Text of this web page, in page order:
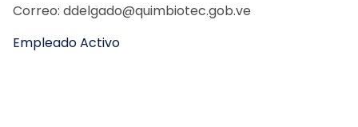
Correo: ddelgado@quimbiotec.gob.ve
Empleado Activo